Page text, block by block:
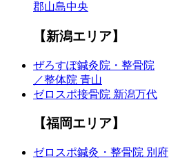
郡山島中央
【新潟エリア】
ぜろすぽ鍼灸院・整骨院
／整体院 青山
ゼロスポ接骨院 新潟万代
【福岡エリア】
ゼロスポ鍼灸・整骨院 別府